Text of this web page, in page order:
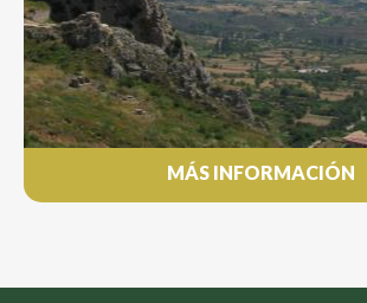
MÁS INFORMACIÓN